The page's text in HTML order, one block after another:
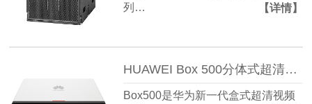
列…
【详情】
HUAWEI Box 500分体式超清视频会议终端
Box500是华为新一代盒式超清视频